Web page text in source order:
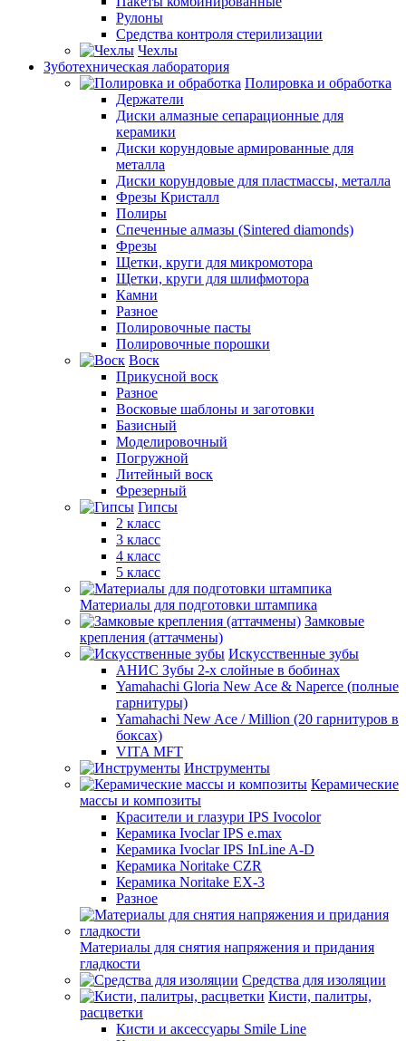
Рулоны
Средства контроля стерилизации
Чехлы
Зуботехническая лаборатория
Полировка и обработка
Держатели
Диски алмазные сепарационные для
керамики
Диски корундовые армированные для
металла
Диски корундовые для пластмассы, металла
Фрезы Кристалл
Полиры
Спеченные алмазы (Sintered diamonds)
Фрезы
Щетки, круги для микромотора
Щетки, круги для шлифмотора
Камни
Разное
Полировочные пасты
Полировочные порошки
Воск
Прикусной воск
Разное
Восковые шаблоны и заготовки
Базисный
Моделировочный
Погружной
Литейный воск
Фрезерный
Гипсы
2 класс
3 класс
4 класс
5 класс
Материалы для подготовки штампика
Замковые
крепления (аттачмены)
Искусственные зубы
АНИС Зубы 2-х слойные в бобинах
Yamahachi Gloria New Ace & Naperce (полные
гарнитуры)
Yamahachi New Ace / Million (20 гарнитуров в
боксах)
VITA MFT
Инструменты
Керамические
массы и композиты
Красители и глазури IPS Ivocolor
Керамика Ivoclar IPS e.max
Керамика Ivoclar IPS InLine A-D
Керамика Noritake CZR
Керамика Noritake EX-3
Разное
Материалы для снятия напряжения и придания
гладкости
Средства для изоляции
Кисти, палитры,
расцветки
Кисти и аксессуары Smile Line